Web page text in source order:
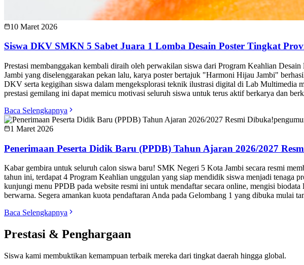
10 Maret 2026
Siswa DKV SMKN 5 Sabet Juara 1 Lomba Desain Poster Tingkat
Prestasi membanggakan kembali diraih oleh perwakilan siswa dari Program Keahlian
Jambi yang diselenggarakan pekan lalu, karya poster bertajuk "Harmoni Hijau Jambi"
DKV serta kegigihan siswa dalam mengeksplorasi teknik ilustrasi digital di Lab Multimedia
prestasi gemilang ini dapat memicu motivasi seluruh siswa untuk terus aktif berkarya dan
Baca Selengkapnya
1 Maret 2026
Penerimaan Peserta Didik Baru (PPDB) Tahun Ajaran 2026/2027
Kabar gembira untuk seluruh calon siswa baru! SMK Negeri 5 Kota Jambi secara resmi
tahun ini, terdapat 4 Program Keahlian unggulan yang siap mendidik siswa menjadi
kunjungi menu PPDB pada website resmi ini untuk mendaftar secara online, mengisi
berwarna. Segera amankan kuota pendaftaran Anda pada Gelombang 1 yang dibuka mulai
Baca Selengkapnya
Prestasi & Penghargaan
Siswa kami membuktikan kemampuan terbaik mereka dari tingkat daerah hingga global.